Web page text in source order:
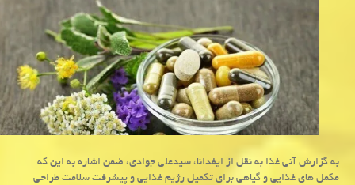
به گزارش آنی غذا به نقل از ایفدانا، سیدعلی جوادی، ضمن اشاره به این که
مکمل های غذایی و گیاهی برای تکمیل رژیم غذایی و پیشرفت سلامت طراحی